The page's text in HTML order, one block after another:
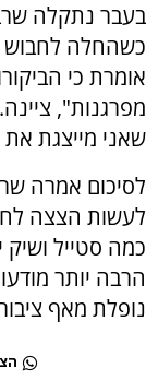
בעבר נתקלה
כשהחלה
אומרת כי
מפרגנות",
שאני מייצגת את
לסיכום אמרה
לעשות הצצה
כמה סטייל ושיק
הרבה יותר
נופלת מאף